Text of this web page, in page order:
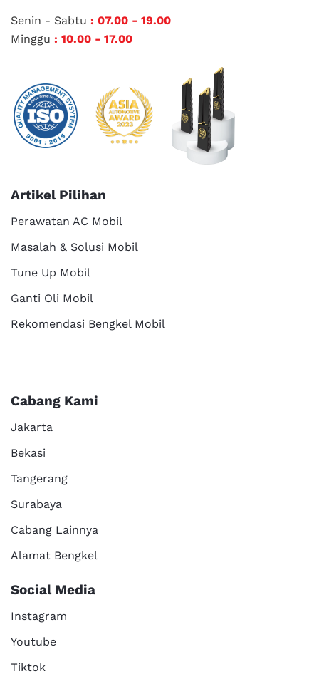
Senin - Sabtu : 07.00 - 19.00
Minggu : 10.00 - 17.00
Artikel Pilihan
Perawatan AC Mobil
Masalah & Solusi Mobil
Tune Up Mobil
Ganti Oli Mobil
Rekomendasi Bengkel Mobil
Cabang Kami
Jakarta
Bekasi
Tangerang
Surabaya
Cabang Lainnya
Alamat Bengkel
Social Media
Instagram
Youtube
Tiktok